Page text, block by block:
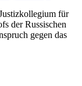
für
der Russischen
gegen das